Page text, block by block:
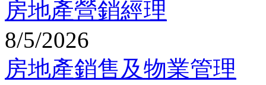
房地產營銷經理
8/5/2026
房地產銷售及物業管理